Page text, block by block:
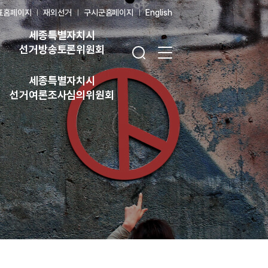
홈페이지 재외선거 구시군홈페이지 English
세종특별자치시
선거방송토론위원회
세종특별자치시
선거여론조사심의위원회